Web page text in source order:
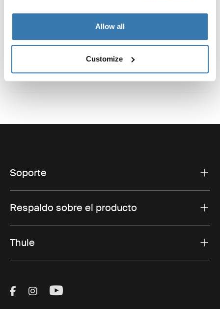
Allow all
Customize
Toggle guides and instructions
Soporte
Respaldo sobre el producto
Thule
Visit Thule on Facebook (external link)
Visit Thule on Instagram (external link)
Visit Thule on Youtube (external